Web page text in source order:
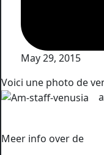
May 29, 2015
Voici une photo de
Meer info over de